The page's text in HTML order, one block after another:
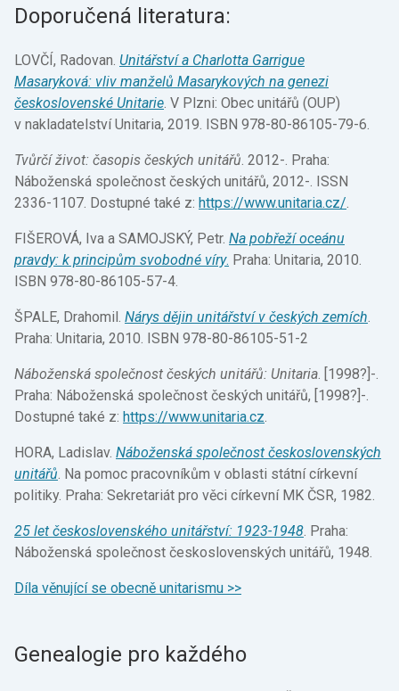
Doporučená literatura:
LOVČÍ, Radovan. Unitářství a Charlotta Garrigue
Masaryková: vliv manželů Masarykových na genezi
československé Unitarie. V Plzni: Obec unitářů (OUP)
v nakladatelství Unitaria, 2019. ISBN 978-80-86105-79-6.
Tvůrčí život: časopis českých unitářů. 2012-. Praha:
Náboženská společnost českých unitářů, 2012-. ISSN
2336-1107. Dostupné také z: https://www.unitaria.cz/.
FIŠEROVÁ, Iva a SAMOJSKÝ, Petr. Na pobřeží oceánu
pravdy: k principům svobodné víry. Praha: Unitaria, 2010.
ISBN 978-80-86105-57-4.
ŠPALE, Drahomil. Nárys dějin unitářství v českých zemích.
Praha: Unitaria, 2010. ISBN 978-80-86105-51-2
Náboženská společnost českých unitářů: Unitaria. [1998?]-.
Praha: Náboženská společnost českých unitářů, [1998?]-.
Dostupné také z: https://www.unitaria.cz.
HORA, Ladislav. Náboženská společnost československých
unitářů. Na pomoc pracovníkům v oblasti státní církevní
politiky. Praha: Sekretariát pro věci církevní MK ČSR, 1982.
25 let československého unitářství: 1923-1948. Praha:
Náboženská společnost československých unitářů, 1948.
Díla věnující se obecně unitarismu >>
Genealogie pro každého